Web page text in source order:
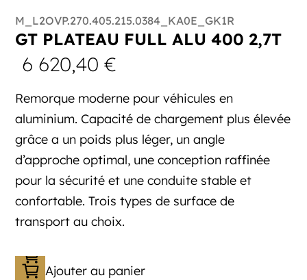
M_L2OVP.270.405.215.0384_KA0E_GK1R
GT PLATEAU FULL ALU 400 2,7T
6 620,40€
Remorque moderne pour véhicules en
aluminium. Capacité de chargement plus élevée
grâce a un poids plus léger, un angle
d’approche optimal, une conception raffinée
pour la sécurité et une conduite stable et
confortable. Trois types de surface de
transport au choix.
Ajouter au panier